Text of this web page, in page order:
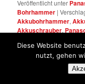
Veröffentlicht unter
Bohrhammer |
Akkubohrhammer,
Akkuschrauber,
7840 LZ 2S 14.4 Volt,
hinterlassen
Diese Website
nutzt, gehen